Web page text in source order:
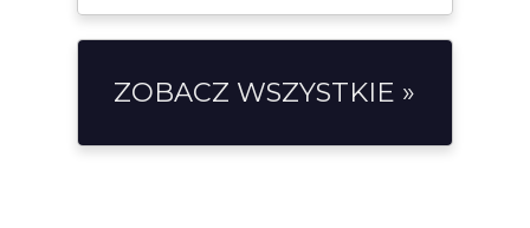
ZOBACZ WSZYSTKIE »